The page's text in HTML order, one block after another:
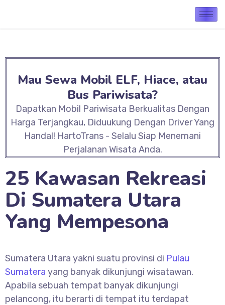
Mau Sewa Mobil ELF, Hiace, atau
Bus Pariwisata?
Dapatkan Mobil Pariwisata Berkualitas Dengan
Harga Terjangkau, Diduukung Dengan Driver Yang
Handal! HartoTrans - Selalu Siap Menemani
Perjalanan Wisata Anda.
25 Kawasan Rekreasi
Di Sumatera Utara
Yang Mempesona
Sumatera Utara yakni suatu provinsi di Pulau
Sumatera yang banyak dikunjungi wisatawan.
Apabila sebuah tempat banyak dikunjungi
pelancong, itu berarti di tempat itu terdapat